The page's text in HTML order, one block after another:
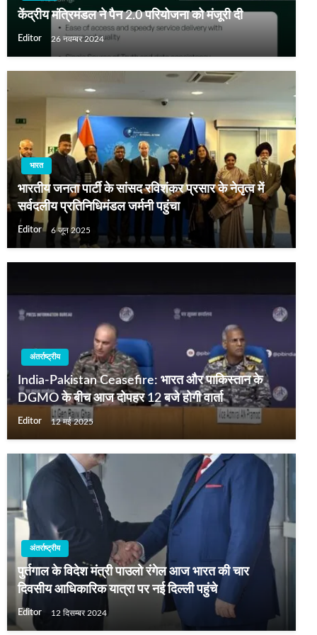
केंद्रीय मंत्रिमंडल ने पैन 2.0 परियोजना को मंजूरी दी
Editor 26 नवम्बर 2024
भारत
भारतीय जनता पार्टी के सांसद रविशंकर प्रसार के नेतृत्‍व में
सर्वदलीय प्रतिनिधिमंडल जर्मनी पहुंचा
Editor 6 जून 2025
अंतर्राष्ट्रीय
India-Pakistan Ceasefire: भारत और पाकिस्तान के
DGMO के बीच आज दोपहर 12 बजे होगी वार्ता
Editor 12 मई 2025
अंतर्राष्ट्रीय
पुर्तगाल के विदेश मंत्री पाउलो रंगेल आज भारत की चार
दिवसीय आधिकारिक यात्रा पर नई दिल्ली पहुंचे
Editor 12 दिसम्बर 2024